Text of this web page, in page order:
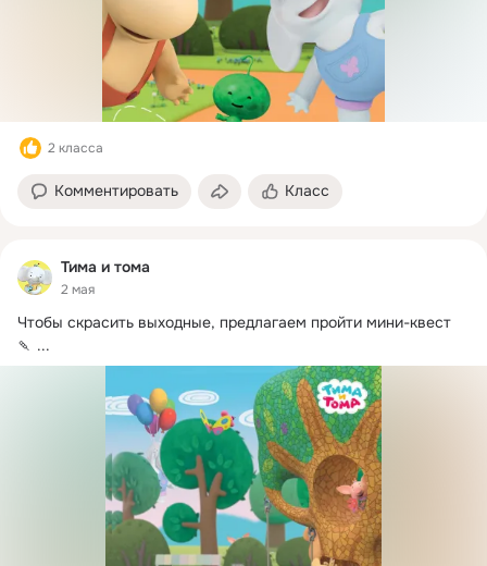
2 класса
Комментировать Класс
Тима и тома
2 мая
Чтобы скрасить выходные, предлагаем пройти мини-квест
🍡 ...